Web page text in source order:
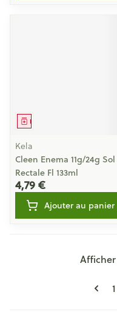
Médicament
Kela
Cleen Enema 11g/24g Sol
Rectale Fl 133ml
4,79 €
Ajouter au panier
1
Afficher